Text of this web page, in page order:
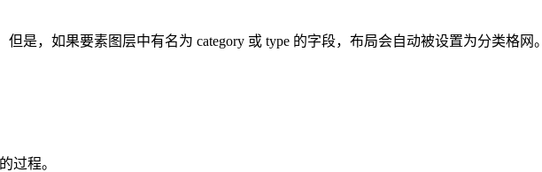
是，如果要素图层中有名为 category 或 type 的字段，布局会自动被设置为分类格网。
过程。